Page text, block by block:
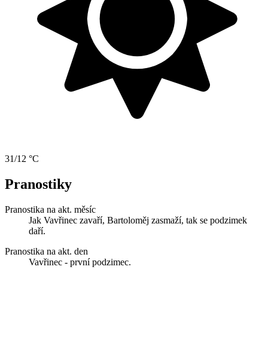
31/12 °C
Pranostiky
Pranostika na akt. měsíc
Jak Vavřinec zavaří, Bartoloměj zasmaží, tak se podzimek
daří.
Pranostika na akt. den
Vavřinec - první podzimec.